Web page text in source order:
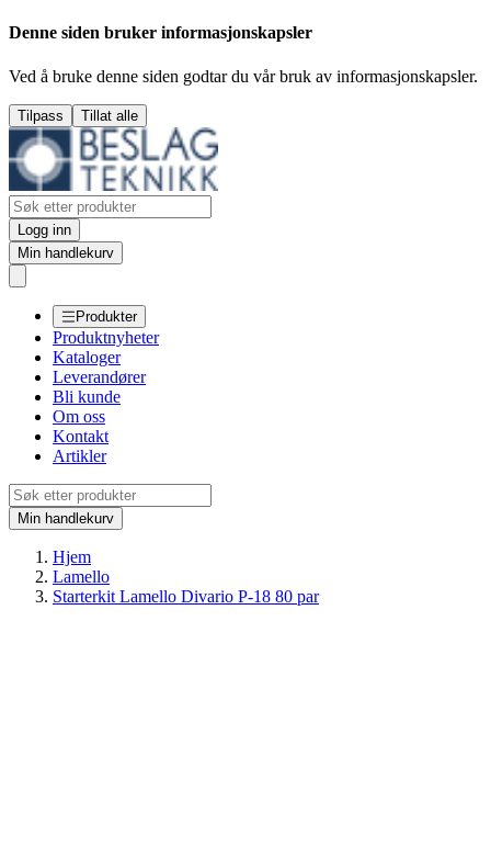
Denne siden bruker informasjonskapsler
Ved å bruke denne siden godtar du vår bruk av informasjonskapsler.
Tilpass Tillat alle
Logg inn
Min handlekurv
Produkter
Produktnyheter
Kataloger
Leverandører
Bli kunde
Om oss
Kontakt
Artikler
Min handlekurv
Hjem
Lamello
Starterkit Lamello Divario P-18 80 par